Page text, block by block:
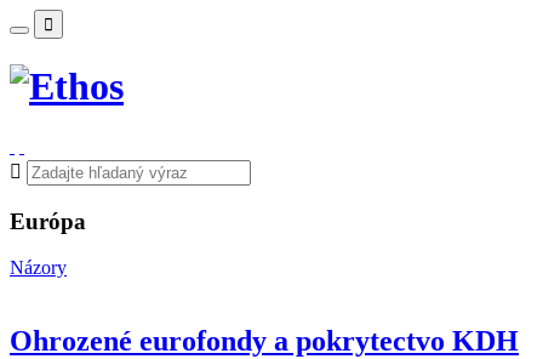
Európa
Názory
Ohrozené eurofondy a pokrytectvo KDH